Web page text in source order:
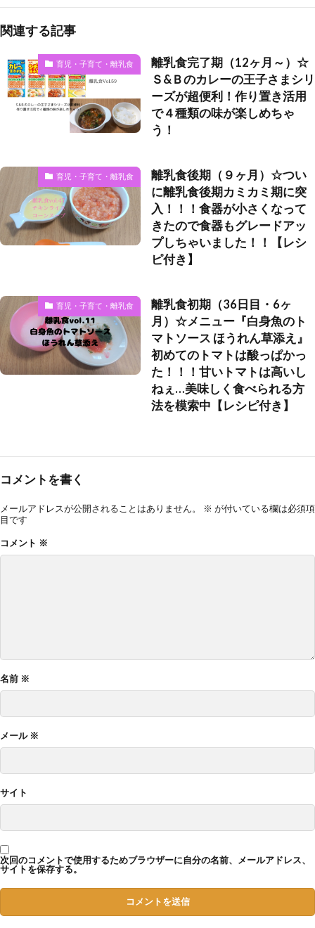
関連する記事
育児・子育て・離乳食
離乳食完了期（12ヶ月～）☆
Ｓ&Ｂのカレーの王子さまシリ
ーズが超便利！作り置き活用
で４種類の味が楽しめちゃ
う！
育児・子育て・離乳食
離乳食後期（９ヶ月）☆つい
に離乳食後期カミカミ期に突
入！！！食器が小さくなって
きたので食器もグレードアッ
プしちゃいました！！【レシ
ピ付き】
育児・子育て・離乳食
離乳食初期（36日目・6ヶ
月）☆メニュー『白身魚のト
マトソース ほうれん草添え』
初めてのトマトは酸っぱかっ
た！！！甘いトマトは高いし
ねぇ…美味しく食べられる方
法を模索中【レシピ付き】
コメントを書く
メールアドレスが公開されることはありません。 ※ が付いている欄は必須項
目です
コメント ※
名前 ※
メール ※
サイト
次回のコメントで使用するためブラウザーに自分の名前、メールアドレス、
サイトを保存する。